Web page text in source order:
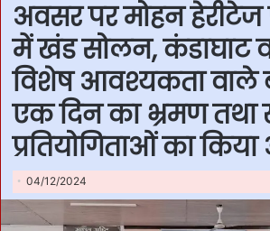
अवसर पर मोहन हेरीटेज
में खंड सोलन, कंडाघाट
विशेष आवश्यकता वाले
एक दिन का भ्रमण
प्रतियोगिताओं का
04/12/2024